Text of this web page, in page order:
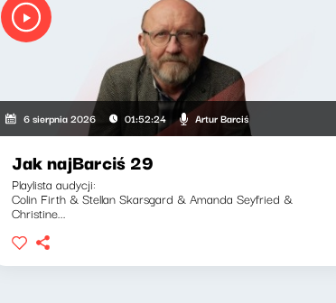
6 sierpnia 2026 01:52:24 Artur Barciś
Jak najBarciś 29
Playlista audycji:
Colin Firth & Stellan Skarsgard & Amanda Seyfried &
Christine...